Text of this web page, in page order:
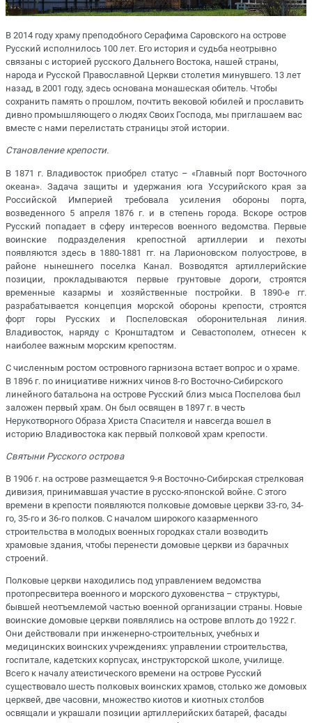
В 2014 году храму преподобного Серафима Саровского на острове
Русский исполнилось 100 лет. Его история и судьба неотрывно
связаны с историей русского Дальнего Востока, нашей страны,
народа и Русской Православной Церкви столетия минувшего. 13 лет
назад, в 2001 году, здесь основана монашеская обитель. Чтобы
сохранить память о прошлом, почтить вековой юбилей и прославить
дивно промышляющего о людях Своих Господа, мы приглашаем вас
вместе с нами перелистать страницы этой истории.
Становление крепости.
В 1871 г. Владивосток приобрел статус – «Главный порт Восточного
океана». Задача защиты и удержания юга Уссурийского края за
Российской Империей требовала усиления обороны порта,
возведенного 5 апреля 1876 г. и в степень города. Вскоре остров
Русский попадает в сферу интересов военного ведомства. Первые
воинские подразделения крепостной артиллерии и пехоты
появляются здесь в 1880-1881 гг. на Ларионовском полуострове, в
районе нынешнего поселка Канал. Возводятся артиллерийские
позиции, прокладываются первые грунтовые дороги, строятся
временные казармы и хозяйственные постройки. В 1890-е гг.
разрабатывается концепция морской обороны крепости, строятся
форт горы Русских и Поспеловская оборонительная линия.
Владивосток, наряду с Кронштадтом и Севастополем, отнесен к
наиболее важным морским крепостям.
С численным ростом островного гарнизона встает вопрос и о храме.
В 1896 г. по инициативе нижних чинов 8-го Восточно-Сибирского
линейного батальона на острове Русский близ мыса Поспелова был
заложен первый храм. Он был освящен в 1897 г. в честь
Нерукотворного Образа Христа Спасителя и навсегда вошел в
историю Владивостока как первый полковой храм крепости.
Святыни Русского острова
В 1906 г. на острове размещается 9-я Восточно-Сибирская стрелковая
дивизия, принимавшая участие в русско-японской войне. С этого
времени в крепости появляются полковые домовые церкви 33-го, 34-
го, 35-го и 36-го полков. С началом широкого казарменного
строительства в молодых военных городках стали возводить
храмовые здания, чтобы перенести домовые церкви из барачных
строений.
Полковые церкви находились под управлением ведомства
протопресвитера военного и морского духовенства – структуры,
бывшей неотъемлемой частью военной организации страны. Новые
воинские домовые церкви появлялись на острове вплоть до 1922 г.
Они действовали при инженерно-строительных, учебных и
медицинских воинских учреждениях: управлении строительства,
госпитале, кадетских корпусах, инструкторской школе, училище.
Всего к началу атеистического времени на острове Русский
существовало шесть полковых воинских храмов, столько же домовых
церквей, две часовни, множество киотов и киотных столбов
освящали и украшали позиции артиллерийских батарей, фасады